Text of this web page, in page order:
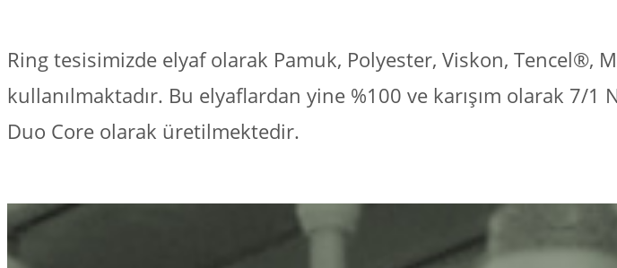
Ring tesisimizde elyaf olarak Pamuk, Polyester, Viskon, Tencel®,
kullanılmaktadır. Bu elyaflardan yine %100 ve karışım olarak 7/
Duo Core olarak üretilmektedir.